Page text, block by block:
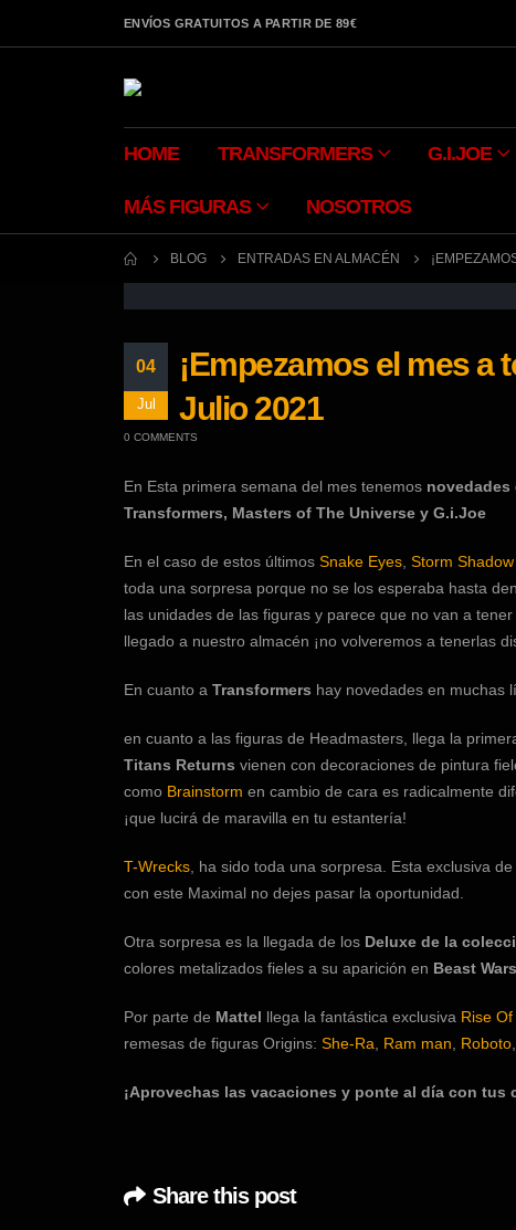
ENVÍOS GRATUITOS A PARTIR DE 89€
HOME TRANSFORMERS G.I.JOE
MÁS FIGURAS NOSOTROS
BLOG ENTRADAS EN ALMACÉN
04
Jul
¡Empezamos el mes a
Julio 2021
0 COMMENTS
En Esta primera semana del mes tenemos novedades
Transformers, Masters of The Universe y G.i.Joe
En el caso de estos últimos Snake Eyes Storm Shadow
toda una sorpresa porque no se los esperaba hasta
las unidades de las figuras y parece que no van a
llegado a nuestro almacén ¡no volveremos a tenerlas
En cuanto a Transformers hay novedades en muchas
en cuanto a las figuras de Headmasters, llega la
Titans Returns vienen con decoraciones de pintura
como Brainstorm en cambio de cara es radicalmente
¡que lucirá de maravilla en tu estantería!
T-Wrecks , ha sido toda una sorpresa. Esta exclusiva de
con este Maximal no dejes pasar la oportunidad.
Otra sorpresa es la llegada de los Deluxe de la
colores metalizados fieles a su aparición en Beast Wars
Por parte de Mattel llega la fantástica exclusiva Rise
remesas de figuras Origins: She-Ra Ram man Roboto
¡Aprovechas las vacaciones y ponte al día con tus
Share this post